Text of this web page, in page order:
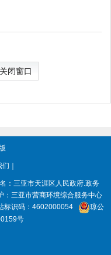
关闭窗口
们
： 三亚市天涯区人民政府.政务
：三亚市营商环境综合服务中心
标识码： 4602000054
琼公
号